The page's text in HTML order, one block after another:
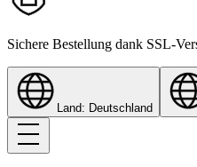
Sichere Bestellung dank SSL-
Land: Deutschland